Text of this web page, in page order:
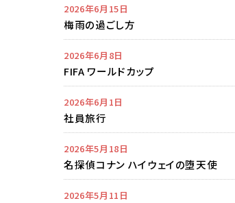
2026年6月15日
梅雨の過ごし方
2026年6月8日
FIFA ワールドカップ
2026年6月1日
社員旅行
2026年5月18日
名探偵コナン ハイウェイの堕天使
2026年5月11日